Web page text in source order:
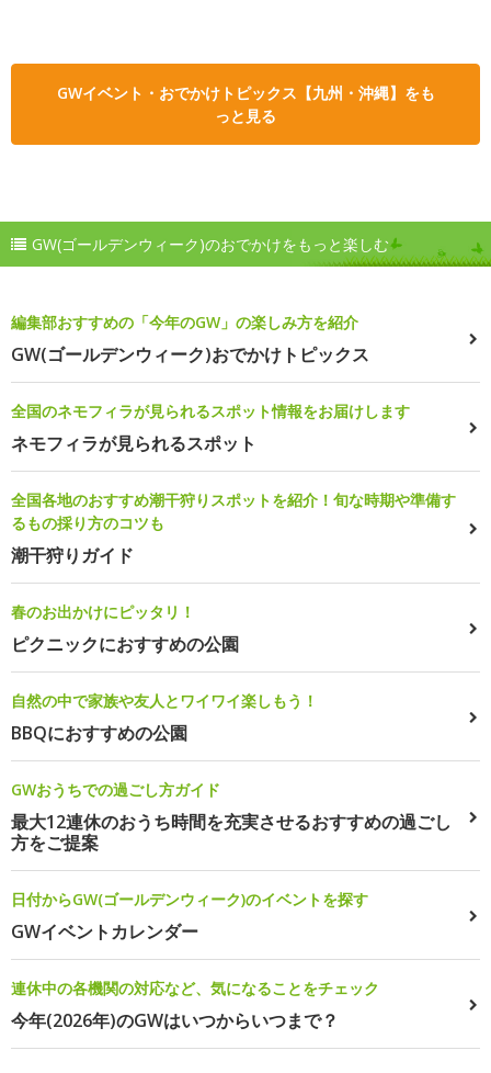
GWイベント・おでかけトピックス【九州・沖縄】をも
っと見る
GW(ゴールデンウィーク)のおでかけをもっと楽しむ
編集部おすすめの「今年のGW」の楽しみ方を紹介
GW(ゴールデンウィーク)おでかけトピックス
全国のネモフィラが見られるスポット情報をお届けします
ネモフィラが見られるスポット
全国各地のおすすめ潮干狩りスポットを紹介！旬な時期や準備す
るもの採り方のコツも
潮干狩りガイド
春のお出かけにピッタリ！
ピクニックにおすすめの公園
自然の中で家族や友人とワイワイ楽しもう！
BBQにおすすめの公園
GWおうちでの過ごし方ガイド
最大12連休のおうち時間を充実させるおすすめの過ごし
方をご提案
日付からGW(ゴールデンウィーク)のイベントを探す
GWイベントカレンダー
連休中の各機関の対応など、気になることをチェック
今年(2026年)のGWはいつからいつまで？